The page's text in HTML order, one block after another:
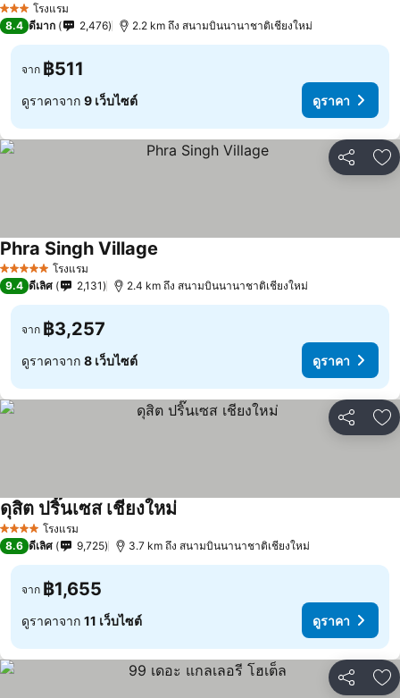
3 ดาว โรงแรม
8.4 ดีมาก 2,476 2.2 km ถึง สนามบินนานาชาติเชียงใหม่
จาก ฿511
ดูราคาจาก 9 เว็บไซต์ ดูราคา
แชร์ เ
5 ดาว โรงแรม
Phra Singh Village
9.4 ดีเลิศ 2,131 2.4 km ถึง สนามบินนานาชาติเชียงใหม่
จาก ฿3,257
ดูราคาจาก 8 เว็บไซต์ ดูราคา
แชร์ เ
4 ดาว โรงแรม
ดุสิต ปริ๊นเซส เชียงใหม่
8.6 ดีเลิศ 9,725 3.7 km ถึง สนามบินนานาชาติเชียงใหม่
จาก ฿1,655
ดูราคาจาก 11 เว็บไซต์ ดูราคา
แชร์ เ